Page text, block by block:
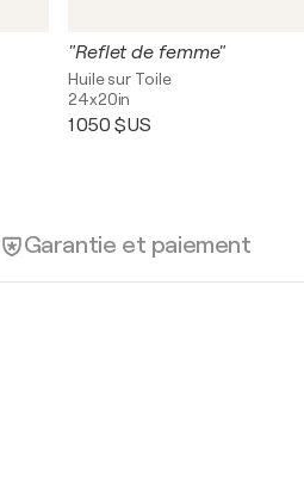
"Reflet de femme"
Huile sur Toile
24x20in
1 050 $US
Garantie et paiement